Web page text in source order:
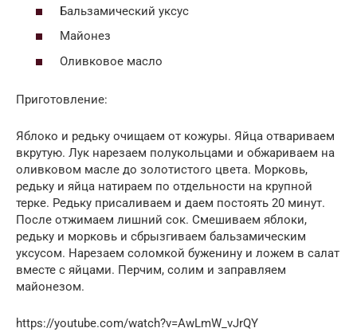
Бальзамический уксус
Майонез
Оливковое масло
Приготовление:
Яблоко и редьку очищаем от кожуры. Яйца отвариваем
вкрутую. Лук нарезаем полукольцами и обжариваем на
оливковом масле до золотистого цвета. Морковь,
редьку и яйца натираем по отдельности на крупной
терке. Редьку присаливаем и даем постоять 20 минут.
После отжимаем лишний сок. Смешиваем яблоки,
редьку и морковь и сбрызгиваем бальзамическим
уксусом. Нарезаем соломкой буженину и ложем в салат
вместе с яйцами. Перчим, солим и заправляем
майонезом.
https://youtube.com/watch?v=AwLmW_vJrQY